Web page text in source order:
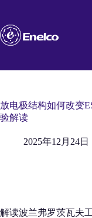
内
容
放电极结构如何改变
验解读
2025年12月24日
解读波兰弗罗茨瓦夫